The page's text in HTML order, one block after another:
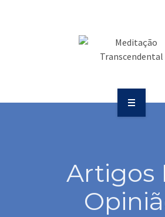
COMUNICAÇÃO
Artigos